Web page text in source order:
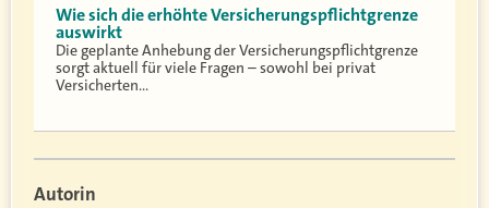
Wie sich die erhöhte Versicherungspflichtgrenze
auswirkt
Die geplante Anhebung der Versicherungspflichtgrenze
sorgt aktuell für viele Fragen – sowohl bei privat
Versicherten…
Autorin